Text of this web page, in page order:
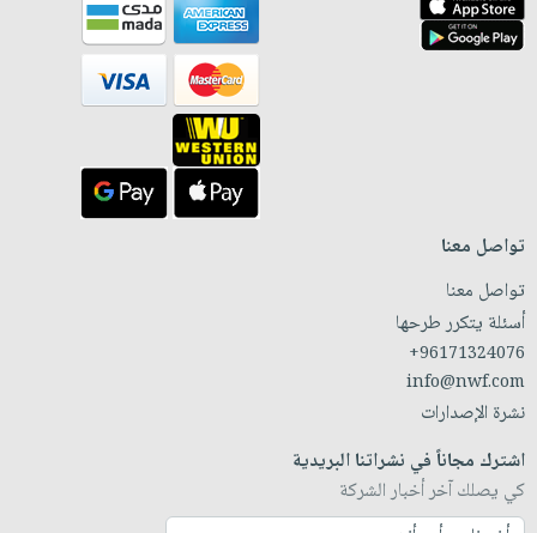
تواصل معنا
تواصل معنا
أسئلة يتكرر طرحها
+96171324076
info@nwf.com
نشرة الإصدارات
اشترك مجاناً في نشراتنا البريدية
كي يصلك آخر أخبار الشركة